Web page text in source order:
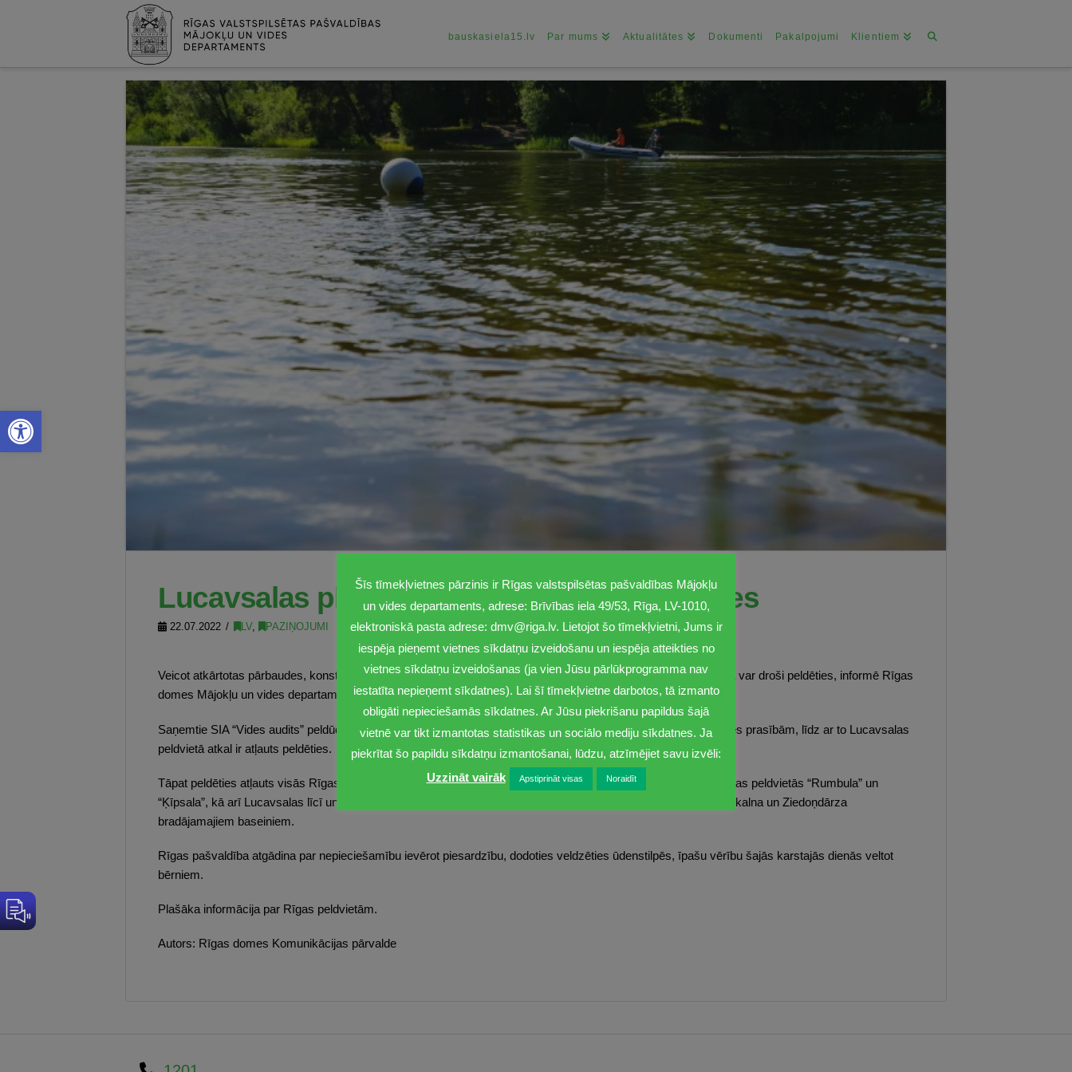
Open toolbar
bauskasiela15.lv Par mums Aktualitātes Dokumenti Pakalpojumi Klientiem
Lucavsalas pludmalē atkal var droši peldēties
22.07.2022 LV, PAZIŅOJUMI
Veicot atkārtotas pārbaudes, konstatēts, ka ūdens Lucavsalas pludmalē atbilst kvalitātes prasībām un peldvietā var droši peldēties, informē Rīgas
domes Mājokļu un vides departaments.
Saņemtie SIA “Vides audits” peldūdens analīžu rezultāti atbilst Ministru kabineta noteiktajām peldūdens kvalitātes prasībām, līdz ar to Lucavsalas
peldvietā atkal ir atļauts peldēties.
Tāpat peldēties atļauts visās Rīgas jūras līča peldvietās Vakarbuļļos, Daugavgrīvā un Vecāķos, oficiālajās pilsētas peldvietās “Rumbula” un
“Ķīpsala”, kā arī Lucavsalas līcī un Bābelītes ezera peldvietā. Lai atveldzētos, iespējams arī doties arī uz Grīziņkalna un Ziedoņdārza
bradājamajiem baseiniem.
Rīgas pašvaldība atgādina par nepieciešamību ievērot piesardzību, dodoties veldzēties ūdenstilpēs, īpašu vērību šajās karstajās dienās veltot
bērniem.
Plašāka informācija par Rīgas peldvietām.
Autors: Rīgas domes Komunikācijas pārvalde
Šīs tīmekļvietnes pārzinis ir Rīgas valstspilsētas pašvaldības Mājokļu
un vides departaments, adrese: Brīvības iela 49/53, Rīga, LV-1010,
elektroniskā pasta adrese: dmv@riga.lv. Lietojot šo tīmekļvietni, Jums ir
iespēja pieņemt vietnes sīkdatņu izveidošanu un iespēja atteikties no
vietnes sīkdatņu izveidošanas (ja vien Jūsu pārlūkprogramma nav
iestatīta nepieņemt sīkdatnes). Lai šī tīmekļvietne darbotos, tā izmanto
obligāti nepieciešamās sīkdatnes. Ar Jūsu piekrišanu papildus šajā
vietnē var tikt izmantotas statistikas un sociālo mediju sīkdatnes. Ja
piekrītat šo papildu sīkdatņu izmantošanai, lūdzu, atzīmējiet savu izvēli:
Uzzināt vairāk
Apstiprināt visas Noraidīt